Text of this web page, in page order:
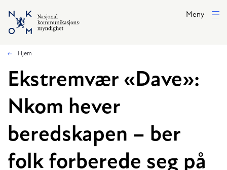
Hopp til hovedinnhold
Meny
Hjem
Ekstremvær «Dave»:
Nkom hever
beredskapen – ber
folk forberede seg på